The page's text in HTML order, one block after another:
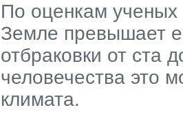
По оценкам ученых
Земле превышает
отбраковки от ста
человечества это
климата.